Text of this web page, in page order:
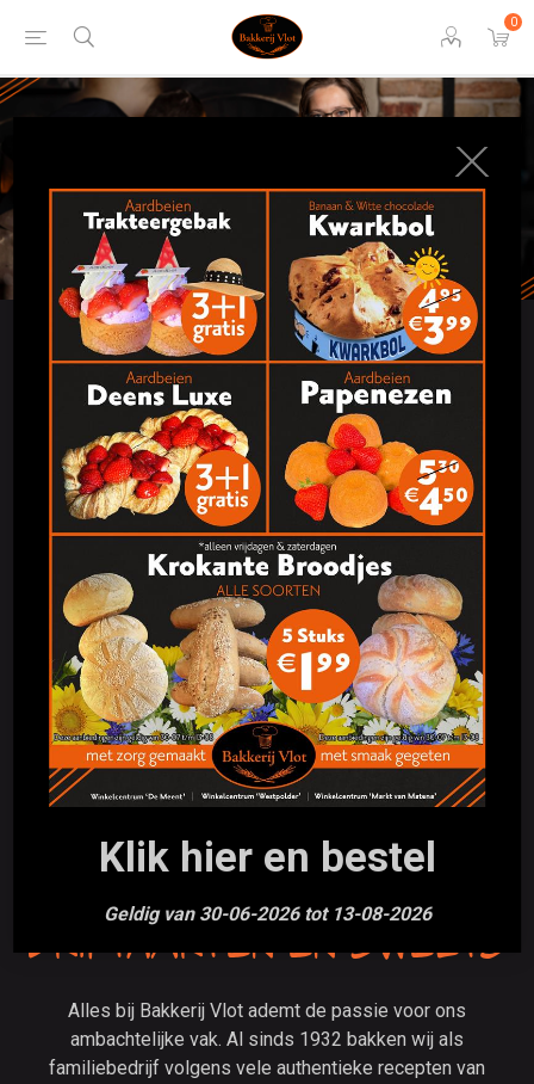
0
onze producten
KLEINBROOD GEBAK
Passie voor Authentiek
Brood, Gebak ,
Chocolade en luxe
Driptaarten en Sweets
Alles bij Bakkerij Vlot ademt de passie voor ons
ambachtelijke vak. Al sinds 1932 bakken wij als
familiebedrijf volgens vele authentieke recepten van
Klik hier en bestel
Geldig van 30-06-2026 tot 13-08-2026